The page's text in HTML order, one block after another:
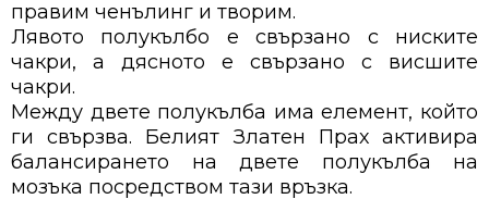
правим ченълинг и творим.
Лявото полукълбо е свързано с ниските
чакри, а дясното е свързано с висшите
чакри.
Между двете полукълба има елемент, който
ги свързва. Белият Златен Прах активира
балансирането на двете полукълба на
мозъка посредством тази връзка.